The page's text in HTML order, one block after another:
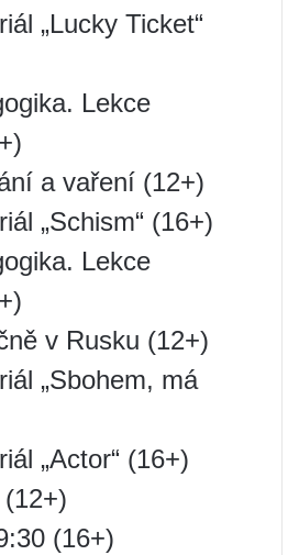
„Lucky Ticket“
Lekce
a vaření (12+)
„Schism“ (16+)
Lekce
v Rusku (12+)
„Sbohem, má
„Actor“ (16+)
(16+)